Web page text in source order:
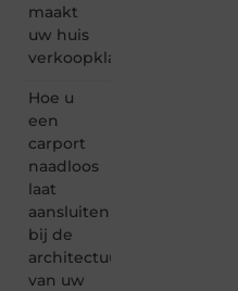
maakt
uw huis
verkoopklaar
Hoe u
een
carport
naadloos
laat
aansluiten
bij de
architectuur
van uw